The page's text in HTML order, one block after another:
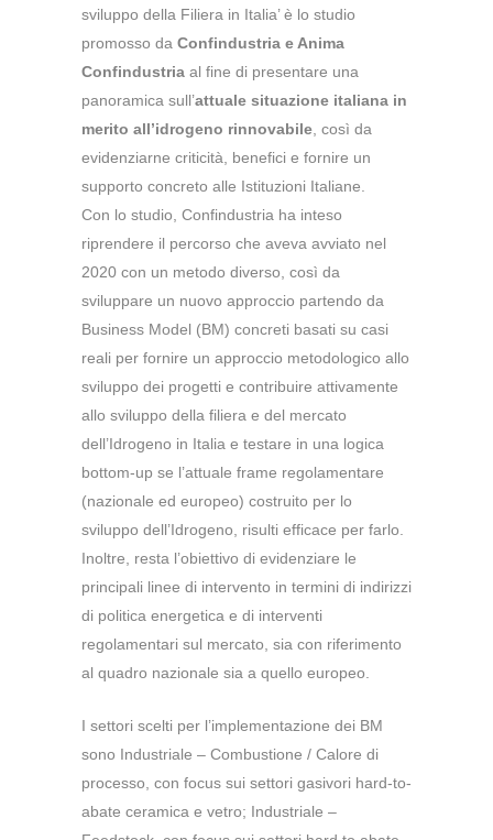
sviluppo della Filiera in Italia’ è lo studio
promosso da Confindustria e Anima
Confindustria al fine di presentare una
panoramica sull’attuale situazione italiana in
merito all’idrogeno rinnovabile , così da
evidenziarne criticità, benefici e fornire un
supporto concreto alle Istituzioni Italiane.
Con lo studio, Confindustria ha inteso
riprendere il percorso che aveva avviato nel
2020 con un metodo diverso, così da
sviluppare un nuovo approccio partendo da
Business Model (BM) concreti basati su casi
reali per fornire un approccio metodologico allo
sviluppo dei progetti e contribuire attivamente
allo sviluppo della filiera e del mercato
dell’Idrogeno in Italia e testare in una logica
bottom-up se l’attuale frame regolamentare
(nazionale ed europeo) costruito per lo
sviluppo dell’Idrogeno, risulti efficace per farlo.
Inoltre, resta l’obiettivo di evidenziare le
principali linee di intervento in termini di indirizzi
di politica energetica e di interventi
regolamentari sul mercato, sia con riferimento
al quadro nazionale sia a quello europeo.
I settori scelti per l’implementazione dei BM
sono Industriale – Combustione / Calore di
processo, con focus sui settori gasivori hard-to-
abate ceramica e vetro; Industriale –